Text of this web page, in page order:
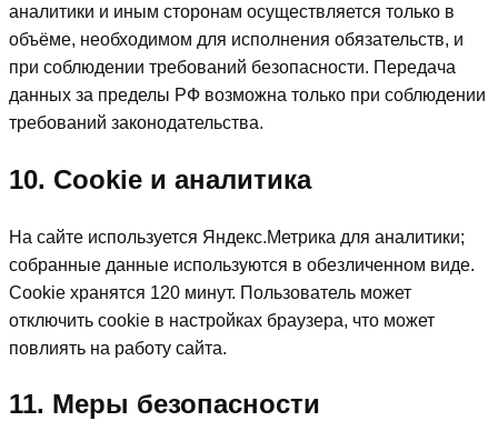
аналитики и иным сторонам осуществляется только в
объёме, необходимом для исполнения обязательств, и
при соблюдении требований безопасности. Передача
данных за пределы РФ возможна только при соблюдении
требований законодательства.
10. Cookie и аналитика
На сайте используется Яндекс.Метрика для аналитики;
собранные данные используются в обезличенном виде.
Cookie хранятся 120 минут. Пользователь может
отключить cookie в настройках браузера, что может
повлиять на работу сайта.
11. Меры безопасности